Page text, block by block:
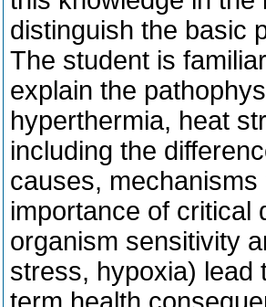
distinguish the basic
The student is
explain the
hyperthermia, heat
including the
causes,
importance of critical
organism sensitivity
stress, hypoxia) lead